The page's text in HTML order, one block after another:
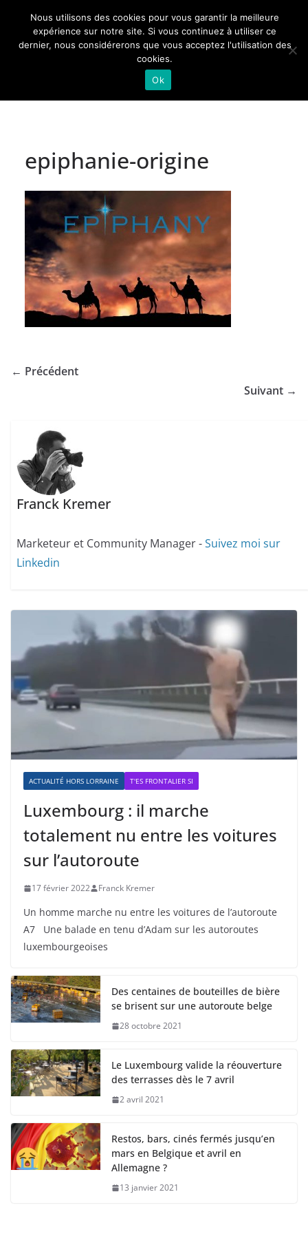
contenu
Actualités de Lorraine pour les Lorrains
epiphanie-origine
← Précédent
Suivant →
Franck Kremer
Marketeur et Community Manager -Suivez moi sur
Linkedin
ACTUALITÉ HORS LORRAINE T'ES FRONTALIER SI
Luxembourg : il marche
totalement nu entre les voitures
sur l’autoroute
17 février 2022 Franck Kremer
Un homme marche nu entre les voitures de l’autoroute
A7 Une balade en tenu d’Adam sur les autoroutes
luxembourgeoises
Des centaines de bouteilles de bière
se brisent sur une autoroute belge
28 octobre 2021
Le Luxembourg valide la réouverture
des terrasses dès le 7 avril
2 avril 2021
Restos, bars, cinés fermés jusqu’en
mars en Belgique et avril en
Allemagne ?
13 janvier 2021
Nous utilisons des cookies pour vous garantir la meilleure
expérience sur notre site. Si vous continuez à utiliser ce
dernier, nous considérerons que vous acceptez l'utilisation des
cookies.
Ok